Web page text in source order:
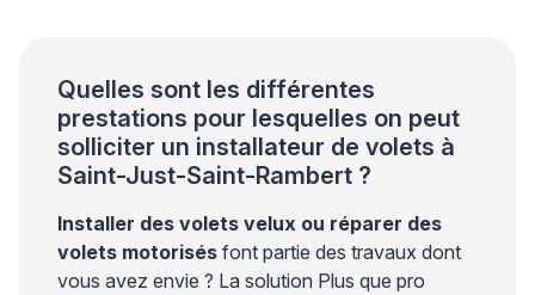
Quelles sont les différentes
prestations pour lesquelles on peut
solliciter un installateur de volets à
Saint-Just-Saint-Rambert ?
Installer des volets velux ou réparer des
volets motorisés font partie des travaux dont
vous avez envie ? La solution Plus que pro